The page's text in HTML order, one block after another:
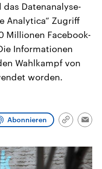
USA
Aktuelle Beiträge,
Hintergründe
Wirtschaftlich und
gehören die Vereinigten
den mächtigsten Ländern
mit großem Einfluss auf
aktuelle Weltgeschehen.
Datenanalyse-
Analytica“ Zugriff
Millionen Facebook-
Informationen
Wahlkampf von
worden.
Abonnieren
Link